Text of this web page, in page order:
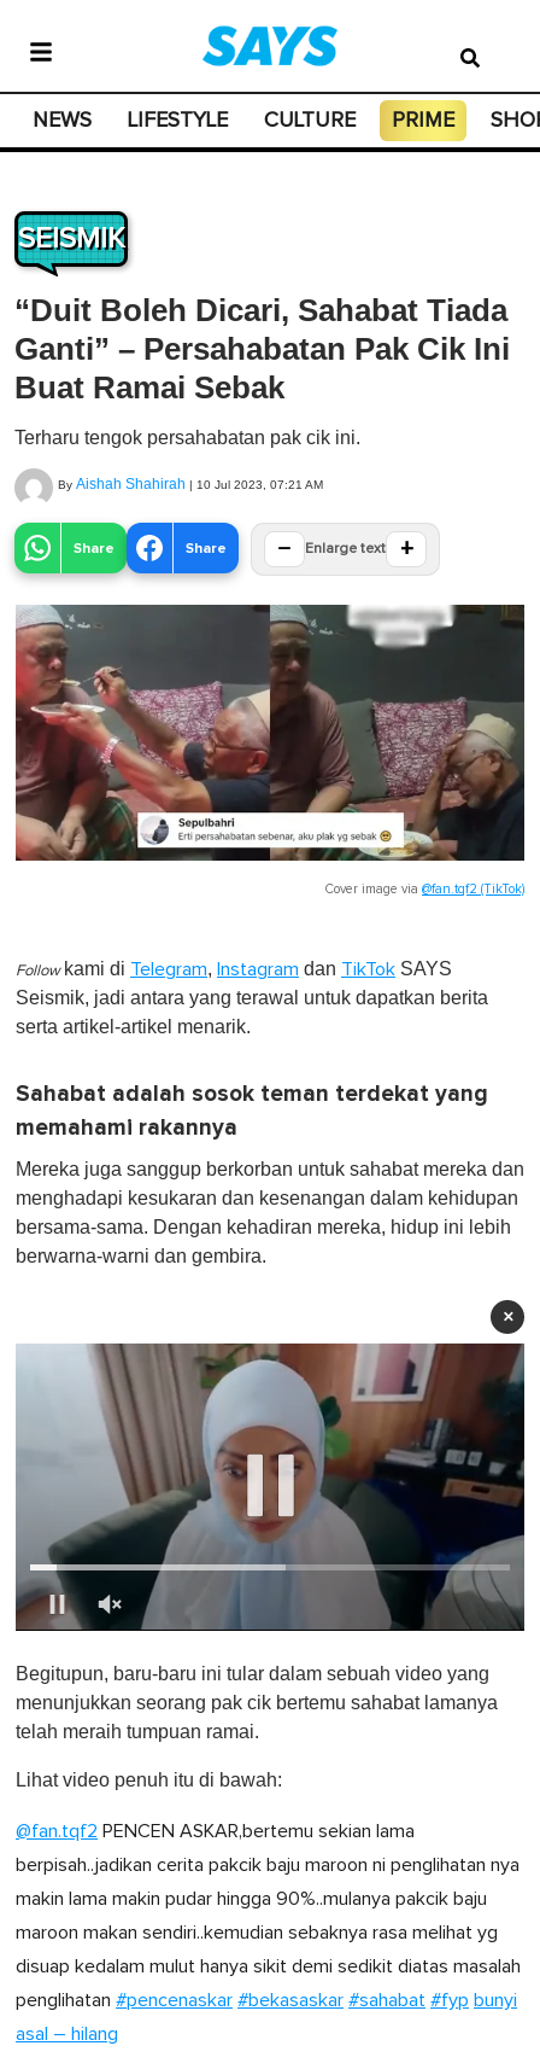
NEWS LIFESTYLE CULTURE PRIME
SEISMIK
“Duit Boleh Dicari, Sahabat Tiada
Ganti” – Persahabatan Pak Cik Ini
Buat Ramai Sebak
Terharu tengok persahabatan pak cik ini.
By Aishah Shahirah | 10 Jul 2023, 07:21 AM
Share Share − Enlarge text +
Cover image via @fan.tqf2 (TikTok)
Follow kami di Telegram, Instagram dan TikTok SAYS
Seismik, jadi antara yang terawal untuk dapatkan berita
serta artikel-artikel menarik.
Sahabat adalah sosok teman terdekat yang
memahami rakannya
Mereka juga sanggup berkorban untuk sahabat mereka dan
menghadapi kesukaran dan kesenangan dalam kehidupan
bersama-sama. Dengan kehadiran mereka, hidup ini lebih
berwarna-warni dan gembira.
×
f
1
i
u
,
Begitupun, baru-baru ini tular dalam sebuah video yang
menunjukkan seorang pak cik bertemu sahabat lamanya
telah meraih tumpuan ramai.
Lihat video penuh itu di bawah:
@fan.tqf2 PENCEN ASKAR,bertemu sekian lama
berpisah..jadikan cerita pakcik baju maroon ni penglihatan nya
makin lama makin pudar hingga 90%..mulanya pakcik baju
maroon makan sendiri..kemudian sebaknya rasa melihat yg
disuap kedalam mulut hanya sikit demi sedikit diatas masalah
penglihatan #pencenaskar #bekasaskar #sahabat #fyp bunyi
asal – hilang